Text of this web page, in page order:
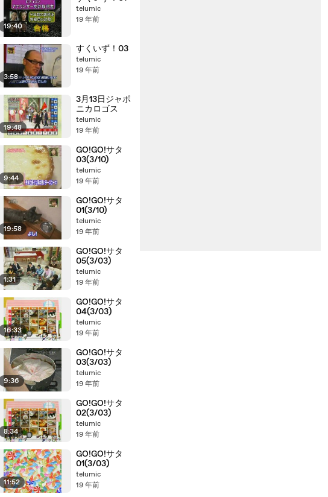
19:40
telumic
19 年前
3:58
すくいず！03
telumic
19 年前
19:48
3月13日ジャポ
ニカロゴス
telumic
19 年前
9:44
GO!GO!サタ
03(3/10)
telumic
19 年前
19:58
GO!GO!サタ
01(3/10)
telumic
19 年前
1:31
GO!GO!サタ
05(3/03)
telumic
19 年前
16:33
GO!GO!サタ
04(3/03)
telumic
19 年前
9:36
GO!GO!サタ
03(3/03)
telumic
19 年前
8:34
GO!GO!サタ
02(3/03)
telumic
19 年前
11:52
GO!GO!サタ
01(3/03)
telumic
19 年前